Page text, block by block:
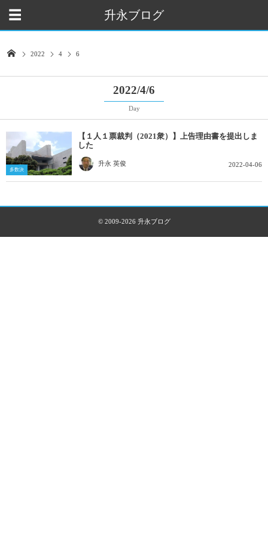
升永ブログ
2022 4 6
2022/4/6
Day
多数決
【１人１票裁判（2021衆）】上告理由書を提出しま
した
升永 英俊 2022-04-06
© 2009-2026 升永ブログ